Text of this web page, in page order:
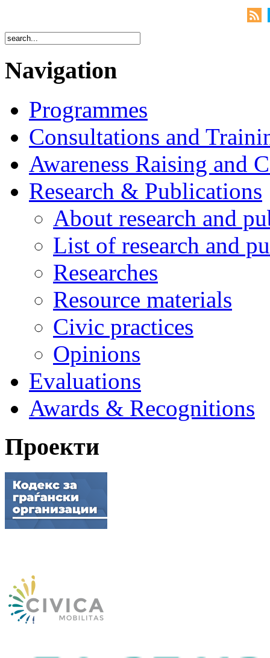
Navigation
Programmes
Consultations and
Awareness Raising and
Research & Publications
About research and
List of research and
Researches
Resource materials
Civic practices
Opinions
Evaluations
Awards & Recognitions
Проекти